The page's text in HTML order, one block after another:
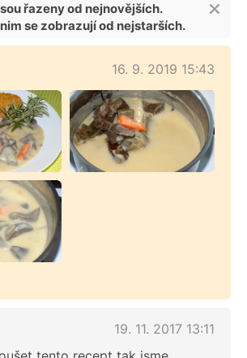
řazeny od nejnovějších.
se zobrazují od nejstarších.
16. 9. 2019 15:43
19. 11. 2017 13:11